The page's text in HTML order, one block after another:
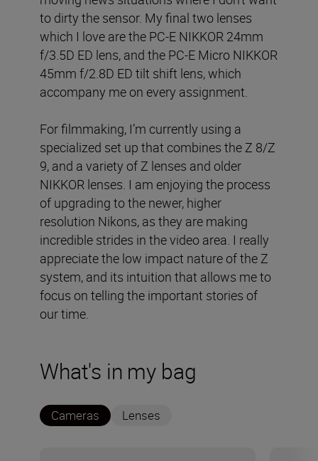
to dirty the sensor. My final two lenses
which I love are the PC-E NIKKOR 24mm
f/3.5D ED lens, and the PC-E Micro NIKKOR
45mm f/2.8D ED tilt shift lens, which
accompany me on every assignment.
For filmmaking, I’m currently using a
specialized set up that combines the Z 8/Z
9, and a variety of Z lenses and older
NIKKOR lenses. I am enjoying the process
of upgrading to the newer, higher
resolution Nikons, as they are making
incredible strides in the video area. I really
appreciate the low impact nature of the Z
system, and its intuition that allows me to
focus on telling the important stories of
our time.
What's in my bag
Cameras Lenses